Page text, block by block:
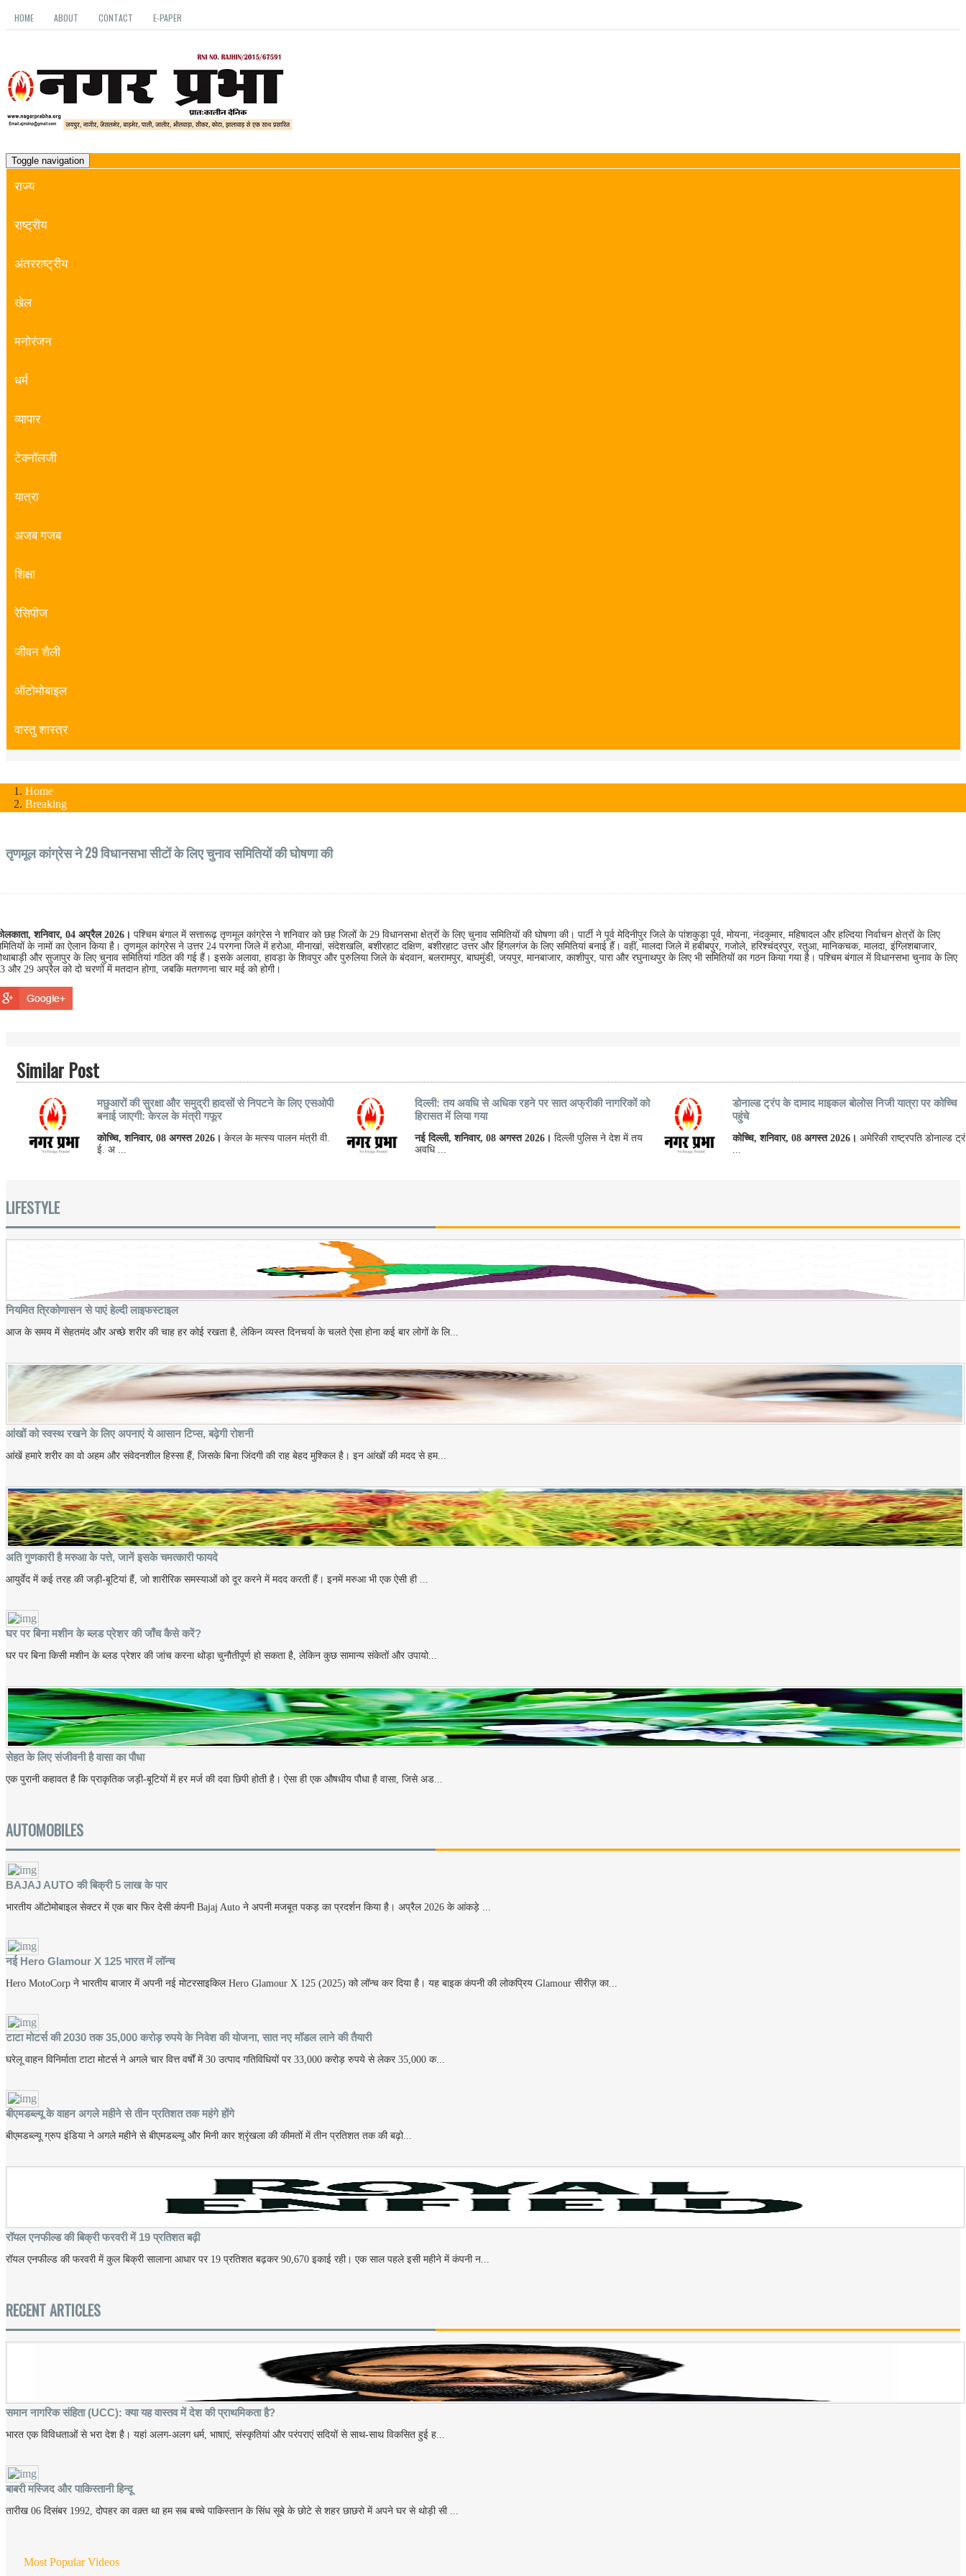
HOME ABOUT CONTACT E-PAPER
Toggle navigation
राज्य
राष्ट्रीय
अंतरराष्ट्रीय
खेल
मनोरंजन
धर्म
व्यापार
टेक्नॉलजी
यात्रा
अजब गजब
शिक्षा
रेसिपीज
जीवन शैली
ऑटोमोबाइल
वास्तु शास्त्र
Home
Breaking
तृणमूल कांग्रेस ने 29 विधानसभा सीटों के लिए चुनाव समितियों की घोषणा की
शनिवार, 04 अप्रैल 2026। पश्चिम बंगाल में सत्तारूढ़ तृणमूल कांग्रेस ने शनिवार को छह जिलों के 29 विधानसभा क्षेत्रों के लिए चुनाव समितियों की घोषणा की। पार्टी ने पूर्व मेदिनीपुर जिले के पांशकुड़ा पूर्व, मोयना, नंदकुमार, महिषादल और हल्दिया निर्वाचन क्षेत्रों के लिए
के नामों का ऐलान किया है। तृणमूल कांग्रेस ने उत्तर 24 परगना जिले में हरोआ, मीनाखां, संदेशखलि, बशीरहाट दक्षिण, बशीरहाट उत्तर और हिंगलगंज के लिए समितियां बनाई हैं। वहीं, मालदा जिले में हबीबपुर, गजोले, हरिश्चंद्रपुर, रतुआ, मानिकचक, मालदा, इंग्लिशबाजार,
और सुजापुर के लिए चुनाव समितियां गठित की गई हैं। इसके अलावा, हावड़ा के शिवपुर और पुरुलिया जिले के बंदवान, बलरामपुर, बाघमुंडी, जयपुर, मानबाजार, काशीपुर, पारा और रघुनाथपुर के लिए भी समितियों का गठन किया गया है। पश्चिम बंगाल में विधानसभा चुनाव के लिए
और 29 अप्रैल को दो चरणों में मतदान होगा, जबकि मतगणना चार मई को होगी।
Similar Post
मछुआरों की सुरक्षा और समुद्री हादसों से निपटने के लिए एसओपी
बनाई जाएगी: केरल के मंत्री गफूर
कोच्चि, शनिवार, 08 अगस्त 2026। केरल के मत्स्य पालन मंत्री वी.
ई. अ ...
दिल्ली: तय अवधि से अधिक रहने पर सात अफ्रीकी नागरिकों को
हिरासत में लिया गया
नई दिल्ली, शनिवार, 08 अगस्त 2026।दिल्ली पुलिस ने देश में तय
अवधि ...
डोनाल्ड ट्रंप के दामाद माइकल बोलोस निजी यात्रा पर कोच्चि
पहुंचे
कोच्चि, शनिवार, 08 अगस्त 2026।अमेरिकी राष्ट्रपति डोनाल्ड ट्रं
...
LIFESTYLE
नियमित त्रिकोणासन से पाएं हेल्दी लाइफस्टाइल
आज के समय में सेहतमंद और अच्छे शरीर की चाह हर कोई रखता है, लेकिन व्यस्त दिनचर्या के चलते ऐसा होना कई बार लोगों के लि...
आंखों को स्वस्थ रखने के लिए अपनाएं ये आसान टिप्स, बढ़ेगी रोशनी
आंखें हमारे शरीर का वो अहम और संवेदनशील हिस्सा हैं, जिसके बिना जिंदगी की राह बेहद मुश्किल है। इन आंखों की मदद से हम...
अति गुणकारी है मरुआ के पत्ते, जानें इसके चमत्कारी फायदे
आयुर्वेद में कई तरह की जड़ी-बूटियां हैं, जो शारीरिक समस्याओं को दूर करने में मदद करती हैं। इनमें मरुआ भी एक ऐसी ही ...
घर पर बिना मशीन के ब्लड प्रेशर की जाँच कैसे करें?
घर पर बिना किसी मशीन के ब्लड प्रेशर की जांच करना थोड़ा चुनौतीपूर्ण हो सकता है, लेकिन कुछ सामान्य संकेतों और उपायो...
सेहत के लिए संजीवनी है वासा का पौधा
एक पुरानी कहावत है कि प्राकृतिक जड़ी-बूटियों में हर मर्ज की दवा छिपी होती है। ऐसा ही एक औषधीय पौधा है वासा, जिसे अड...
AUTOMOBILES
BAJAJ AUTO की बिक्री 5 लाख के पार
भारतीय ऑटोमोबाइल सेक्टर में एक बार फिर देसी कंपनी Bajaj Auto ने अपनी मजबूत पकड़ का प्रदर्शन किया है। अप्रैल 2026 के आंकड़े ...
नई Hero Glamour X 125 भारत में लॉन्च
Hero MotoCorp ने भारतीय बाजार में अपनी नई मोटरसाइकिल Hero Glamour X 125 (2025) को लॉन्च कर दिया है। यह बाइक कंपनी की लोकप्रिय Glamour सीरीज़ का...
टाटा मोटर्स की 2030 तक 35,000 करोड़ रुपये के निवेश की योजना, सात नए मॉडल लाने की तैयारी
घरेलू वाहन विनिर्माता टाटा मोटर्स ने अगले चार वित्त वर्षों में 30 उत्पाद गतिविधियों पर 33,000 करोड़ रुपये से लेकर 35,000 क...
बीएमडब्ल्यू के वाहन अगले महीने से तीन प्रतिशत तक महंगे होंगे
बीएमडब्ल्यू ग्रुप इंडिया ने अगले महीने से बीएमडब्ल्यू और मिनी कार श्रृंखला की कीमतों में तीन प्रतिशत तक की बढ़ो...
रॉयल एनफील्ड की बिक्री फरवरी में 19 प्रतिशत बढ़ी
रॉयल एनफील्ड की फरवरी में कुल बिक्री सालाना आधार पर 19 प्रतिशत बढ़कर 90,670 इकाई रही। एक साल पहले इसी महीने में कंपनी न...
RECENT ARTICLES
समान नागरिक संहिता (UCC): क्या यह वास्तव में देश की प्राथमिकता है?
भारत एक विविधताओं से भरा देश है। यहां अलग-अलग धर्म, भाषाएं, संस्कृतियां और परंपराएं सदियों से साथ-साथ विकसित हुई ह...
बाबरी मस्जिद और पाकिस्तानी हिन्दू
तारीख 06 दिसंबर 1992, दोपहर का वक़्त था हम सब बच्चे पाकिस्तान के सिंध सूबे के छोटे से शहर छाछरो में अपने घर से थोड़ी सी ...
Most Popular Videos